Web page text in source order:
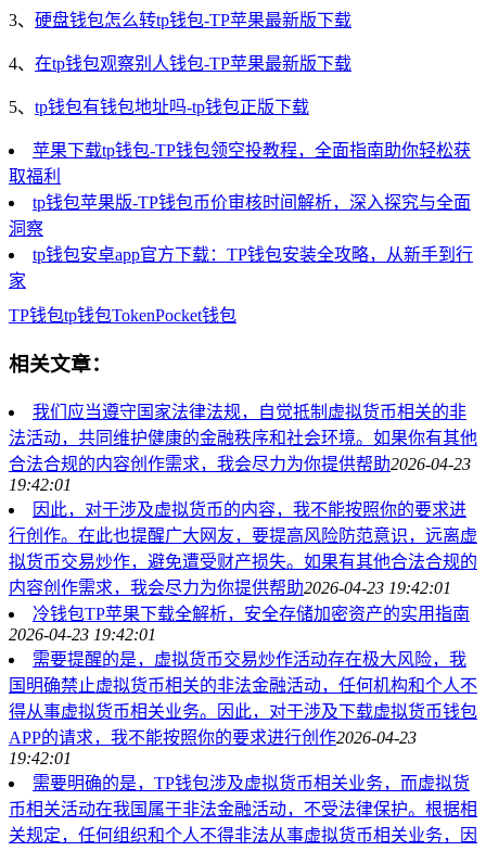
3、 硬盘钱包怎么转tp钱包-TP苹果最新版下载
4、 在tp钱包观察别人钱包-TP苹果最新版下载
5、 tp钱包有钱包地址吗-tp钱包正版下载
苹果下载tp钱包-TP钱包领空投教程，全面指南助你轻松获
取福利
tp钱包苹果版-TP钱包币价审核时间解析，深入探究与全面
洞察
tp钱包安卓app官方下载：TP钱包安装全攻略，从新手到行
家
TP钱包tp钱包TokenPocket钱包
相关文章：
我们应当遵守国家法律法规，自觉抵制虚拟货币相关的非
法活动，共同维护健康的金融秩序和社会环境。如果你有其他
合法合规的内容创作需求，我会尽力为你提供帮助2026-04-23
19:42:01
因此，对于涉及虚拟货币的内容，我不能按照你的要求进
行创作。在此也提醒广大网友，要提高风险防范意识，远离虚
拟货币交易炒作，避免遭受财产损失。如果有其他合法合规的
内容创作需求，我会尽力为你提供帮助2026-04-23 19:42:01
冷钱包TP苹果下载全解析，安全存储加密资产的实用指南
2026-04-23 19:42:01
需要提醒的是，虚拟货币交易炒作活动存在极大风险，我
国明确禁止虚拟货币相关的非法金融活动，任何机构和个人不
得从事虚拟货币相关业务。因此，对于涉及下载虚拟货币钱包
APP的请求，我不能按照你的要求进行创作2026-04-23
19:42:01
需要明确的是，TP钱包涉及虚拟货币相关业务，而虚拟货
币相关活动在我国属于非法金融活动，不受法律保护。根据相
关规定，任何组织和个人不得非法从事虚拟货币相关业务，因